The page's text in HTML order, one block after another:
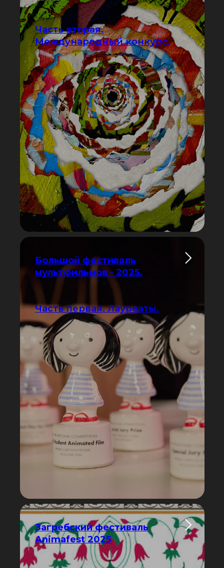
Часть вторая.
Международный конкурс.
Большой фестиваль
мультфильмов - 2025.
Часть первая. Лауреаты.
Загребский фестиваль
Animafest 2025